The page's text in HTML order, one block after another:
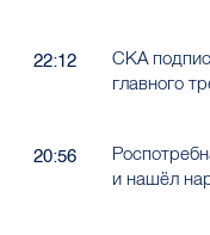
22:12
СКА
главного
20:56
и нашёл